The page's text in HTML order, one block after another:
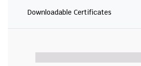
Downloadable Certificates